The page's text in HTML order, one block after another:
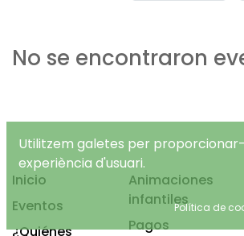
No se encontraron
Inicio
Eventos
¿Quiénes
Animaciones
infantiles
Pagos
Utilitzem galetes per
experiència d'usuari.
Política de